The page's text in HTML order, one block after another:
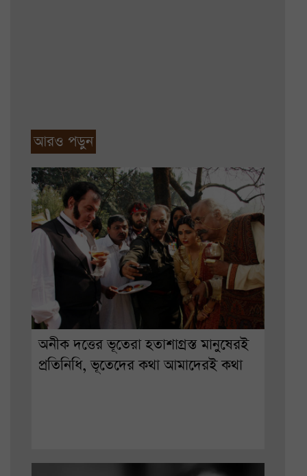
আরও পড়ুন
অনীক দত্তের ভূতেরা হতাশাগ্রস্ত মানুষেরই
প্রতিনিধি, ভূতেদের কথা আমাদেরই কথা